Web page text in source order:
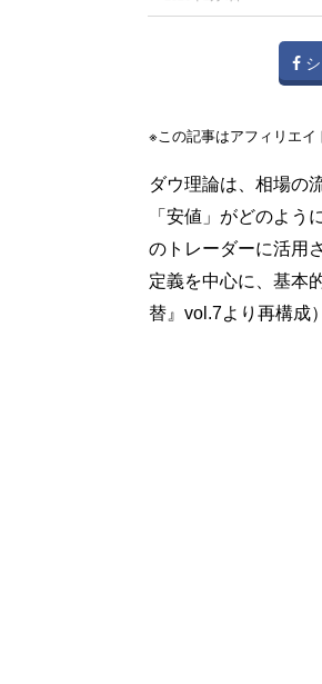
シ
※この記事はアフィリエイ
ダウ理論は、相場の
「安値」がどのよう
のトレーダーに活用
定義を中心に、基本
替』vol.7より再構成）